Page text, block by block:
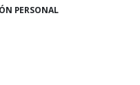
PERSONAL